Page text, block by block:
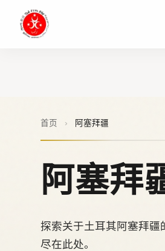
首页 › 阿塞拜疆
阿塞拜
探索关于土耳其阿塞拜
尽在此处。